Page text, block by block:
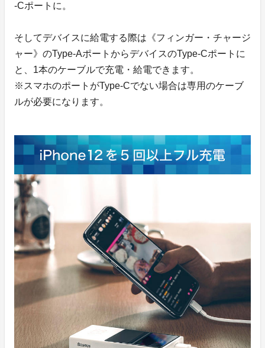
-Cポートに。
そしてデバイスに給電する際は《フィンガー・チャージ
ャー》のType-AポートからデバイスのType-Cポートに
と、1本のケーブルで充電・給電できます。
※スマホのポートがType-Cでない場合は専用のケーブ
ルが必要になります。